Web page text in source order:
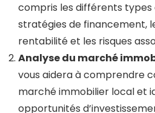
compris les différents types
stratégies de financement,
rentabilité et les risques
Analyse du marché
vous aidera à comprendre
marché immobilier local et
opportunités